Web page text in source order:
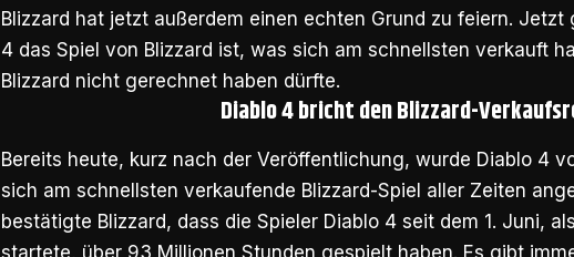
Blizzard hat jetzt außerdem einen echten Grund zu feiern. Jetzt
4 das Spiel von Blizzard ist, was sich am schnellsten verkauft
Blizzard nicht gerechnet haben dürfte.
Diablo 4 bricht den Blizzard-
Bereits heute, kurz nach der Veröffentlichung, wurde Diablo 4
sich am schnellsten verkaufende Blizzard-Spiel aller Zeiten
bestätigte Blizzard, dass die Spieler Diablo 4 seit dem 1. Juni,